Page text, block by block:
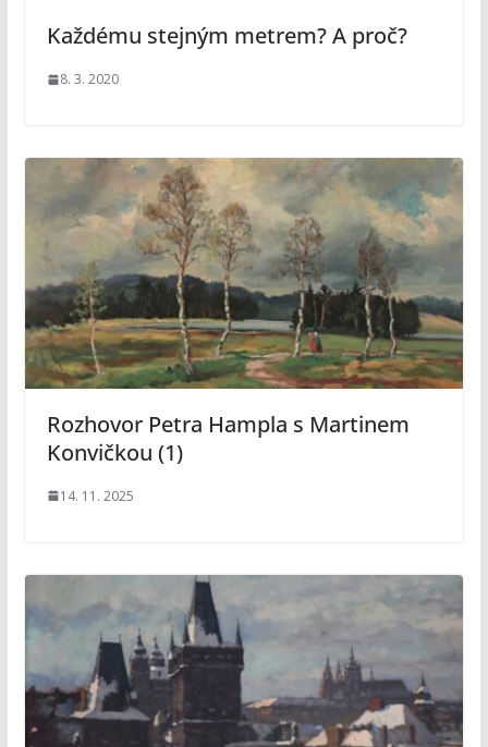
Každému stejným metrem? A proč?
8. 3. 2020
Rozhovor Petra Hampla s Martinem
Konvičkou (1)
14. 11. 2025